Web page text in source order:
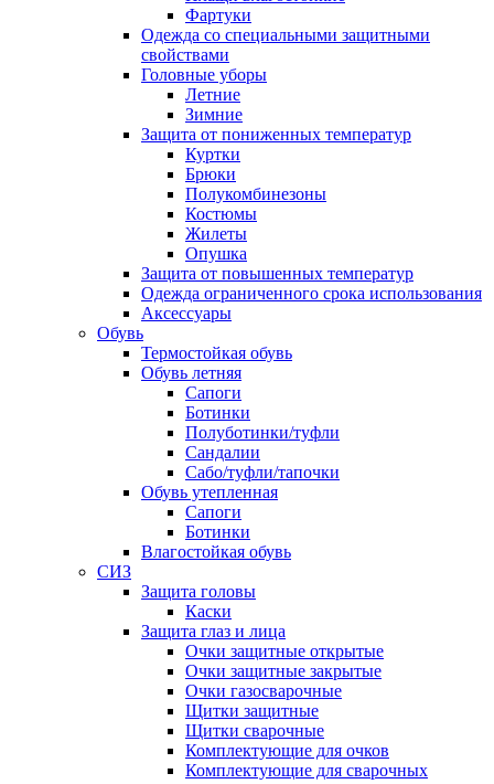
Фартуки
Одежда со специальными защитными
свойствами
Головные уборы
Летние
Зимние
Защита от пониженных температур
Куртки
Брюки
Полукомбинезоны
Костюмы
Жилеты
Опушка
Защита от повышенных температур
Одежда ограниченного срока использования
Аксессуары
Обувь
Термостойкая обувь
Обувь летняя
Сапоги
Ботинки
Полуботинки/туфли
Сандалии
Сабо/туфли/тапочки
Обувь утепленная
Сапоги
Ботинки
Влагостойкая обувь
СИЗ
Защита головы
Каски
Защита глаз и лица
Очки защитные открытые
Очки защитные закрытые
Очки газосварочные
Щитки защитные
Щитки сварочные
Комплектующие для очков
Комплектующие для сварочных